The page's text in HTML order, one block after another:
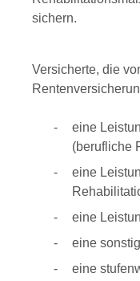
sichern.
Versicherte, die
eine
(berufliche
eine
eine
eine
eine